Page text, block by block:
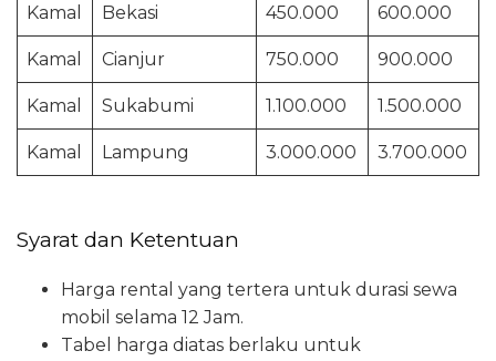
Kamal Bekasi 450.000 600.000
Kamal Cianjur 750.000 900.000
Kamal Sukabumi 1.100.000 1.500.000
Kamal Lampung 3.000.000 3.700.000
Syarat dan Ketentuan
Harga rental yang tertera untuk durasi sewa
mobil selama 12 Jam.
Tabel harga diatas berlaku untuk